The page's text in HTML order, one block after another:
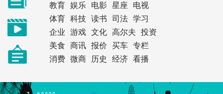
教育
娱乐 电影 星座
电视
体育
科技 读书 司法
学习
企业
游戏 文化 高尔夫
投资
美食
商讯 报价 买车
专栏
消费
微商 历史 经济 看播